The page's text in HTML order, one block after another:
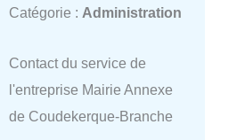
Catégorie : Administration
Contact du service de
l'entreprise Mairie Annexe
de Coudekerque-Branche